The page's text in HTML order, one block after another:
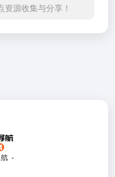
源收集与分享！